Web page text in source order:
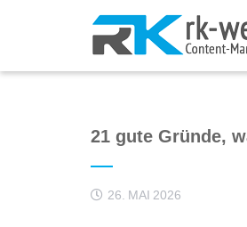
21 gute Gründe,
26. MAI 2026